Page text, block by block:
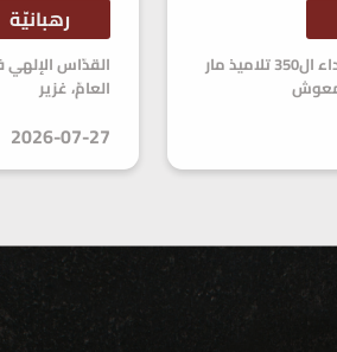
قدّاس عيد الشهداء ال350 تلاميذ مار
رهبانيّة
القدّاس الإلهي
العامّ، غزير
2026-07-27